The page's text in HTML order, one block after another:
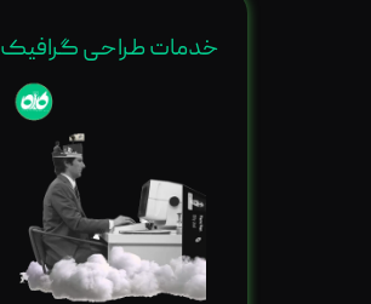
خدمات طراحی گرافیک